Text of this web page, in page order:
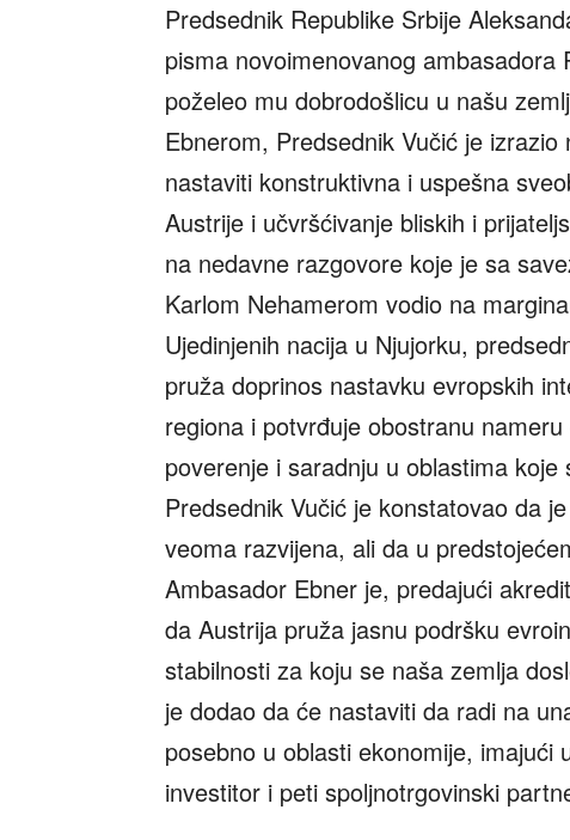
Predsednik Republike Srbije
pisma novoimenovanog
poželeo mu dobrodošlicu u našu
Ebnerom, Predsednik Vučić je
nastaviti konstruktivna i uspešna
Austrije i učvršćivanje bliskih i
na nedavne razgovore koje je sa
Karlom Nehamerom vodio na
Ujedinjenih nacija u Njujorku,
pruža doprinos nastavku evropskih
regiona i potvrđuje obostranu
poverenje i saradnju u oblastima
Predsednik Vučić je konstatovao da
veoma razvijena, ali da u
Ambasador Ebner je, predajući
da Austrija pruža jasnu podršku
stabilnosti za koju se naša zemlja
je dodao da će nastaviti da radi na
posebno u oblasti ekonomije,
investitor i peti spoljnotrgovinski